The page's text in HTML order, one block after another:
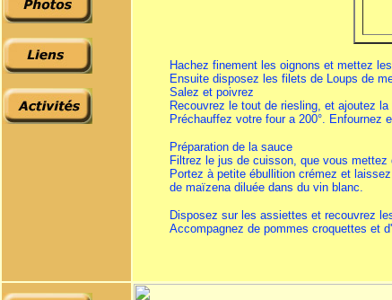
Hachez finement les oignons et mettez
Ensuite disposez les filets de Loups de
Salez et poivrez
Recouvrez le tout de riesling, et ajoutez
Préchauffez votre four a 200°. Enfournez
Préparation de la sauce
Filtrez le jus de cuisson, que vous
Portez à petite ébullition crémez et
de maïzena diluée dans du vin blanc.
Disposez sur les assiettes et recouvrez
Accompagnez de pommes croquettes et